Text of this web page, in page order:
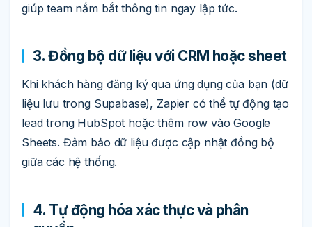
giúp team nắm bắt thông tin ngay lập tức.
3. Đồng bộ dữ liệu với CRM hoặc sheet
Khi khách hàng đăng ký qua ứng dụng của bạn (dữ
liệu lưu trong Supabase), Zapier có thể tự động tạo
lead trong HubSpot hoặc thêm row vào Google
Sheets. Đảm bảo dữ liệu được cập nhật đồng bộ
giữa các hệ thống.
4. Tự động hóa xác thực và phân